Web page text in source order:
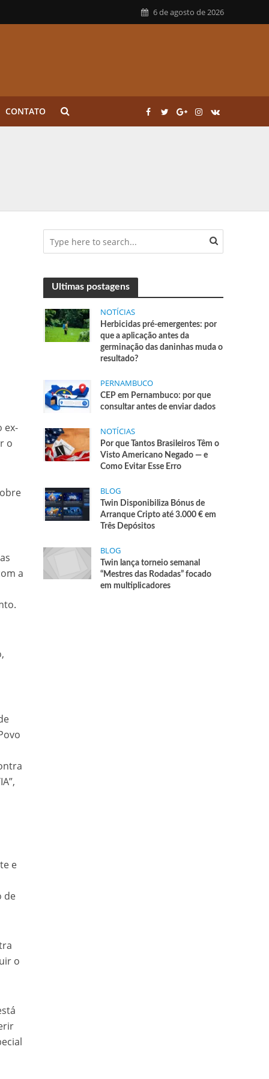
6 de agosto de 2026
CONTATO
ex-
o
a
e
de
o
Ultimas postagens
NOTÍCIAS
Herbicidas pré-emergentes: por
que a aplicação antes da
germinação das daninhas muda o
resultado?
PERNAMBUCO
CEP em Pernambuco: por que
consultar antes de enviar dados
NOTÍCIAS
Por que Tantos Brasileiros Têm o
Visto Americano Negado — e
Como Evitar Esse Erro
BLOG
Twin Disponibiliza Bónus de
Arranque Cripto até 3.000 € em
Três Depósitos
BLOG
Twin lança torneio semanal
“Mestres das Rodadas” focado
em multiplicadores